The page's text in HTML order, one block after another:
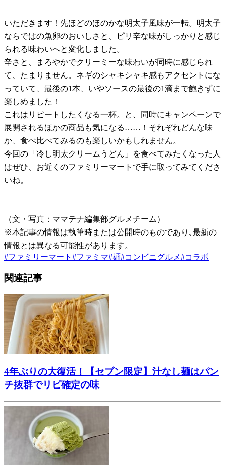
いただきます！先ほどのほのかな明太子風味が一転。明太子
ならではの魚卵のおいしさと、ピリ辛な味がしっかりと感じ
られる味わいへと変化しました。
辛さと、まろやかでクリーミーな味わいが同時に感じられ
て、たまりません。ネギのシャキシャキ感もアクセントにな
っていて、最後の1本、いやソースの最後の1滴まで飽きずに
楽しめました！
これはリピートしたくなる一杯。と、同時にキャンペーンで
展開されるほかの商品も気になる……！それぞれどんな味
か、食べ比べてみるのも楽しいかもしれません。
今回の「冷し明太クリームうどん」を食べてみたくなった人
はぜひ、お近くのファミリーマートで手に取ってみてくださ
いね。
（文・写真：ママテナ編集部グルメチーム）
※本記事の情報は執筆時または公開時のものであり､最新の
情報とは異なる可能性があります。
#ファミリーマート #ファミマ#麺#コンビニグルメ#コラボ
関連記事
4年ぶりの大復活！【セブン限定】汁なし麺はパン
チ抜群でリピ確定の味